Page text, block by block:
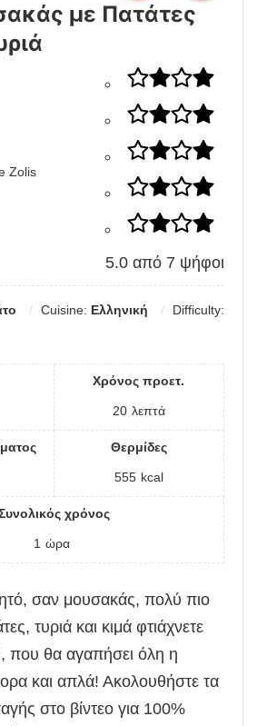
με Πατάτες
Zolis
5.0 από 7 ψήφοι
Cuisine: Ελληνική
Difficulty:
Χρόνος προετ.
20 λεπτά
Θερμίδες
555 kcal
χρόνος
1 ώρα
σαν μουσακάς, πολύ πιο
τυριά και κιμά φτιάχνετε
που θα αγαπήσει όλη η
και απλά! Ακολουθήστε τα
στο βίντεο για 100%